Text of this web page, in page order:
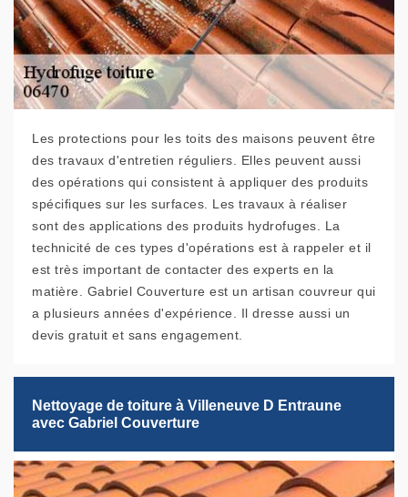
Les protections pour les toits des maisons peuvent être
des travaux d'entretien réguliers. Elles peuvent aussi
des opérations qui consistent à appliquer des produits
spécifiques sur les surfaces. Les travaux à réaliser
sont des applications des produits hydrofuges. La
technicité de ces types d'opérations est à rappeler et il
est très important de contacter des experts en la
matière. Gabriel Couverture est un artisan couvreur qui
a plusieurs années d'expérience. Il dresse aussi un
devis gratuit et sans engagement.
Nettoyage de toiture à Villeneuve D Entraune
avec Gabriel Couverture